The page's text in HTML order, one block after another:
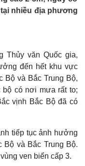
nhiều địa phương
Thủy văn Quốc gia,
đến hết khu vực
Bộ và Bắc Trung Bộ,
có nơi mưa rất to;
vịnh Bắc Bộ đã có
tiếp tục ảnh hưởng
và Bắc Trung Bộ.
ven biển cấp 3.